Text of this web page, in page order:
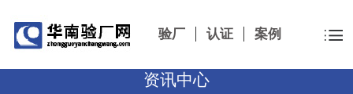
验厂 认证 案例
资讯中心